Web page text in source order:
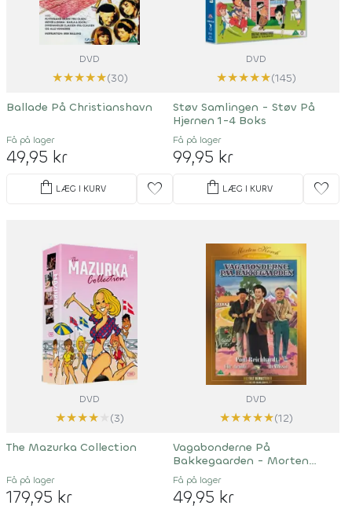
DVD
★★★★★(30)
Ballade På Christianshavn
Få på lager
49,95 kr
shopping_bag LÆG I KURV favorite
DVD
★★★★★(145)
Støv Samlingen - Støv På
Hjernen 1-4 Boks
Få på lager
99,95 kr
shopping_bag LÆG I KURV favorite
DVD
★★★★
(3)
The Mazurka Collection
Få på lager
179,95 kr
DVD
★★★★★(12)
Vagabonderne På
Bakkegaarden - Morten
Korch
Få på lager
49,95 kr